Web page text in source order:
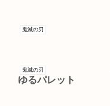
鬼滅の刃
鬼滅の刃
ゆるパレット